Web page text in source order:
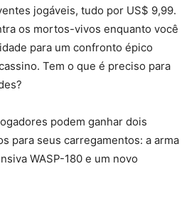
jogáveis, tudo por US$ 9,99.
os mortos-vivos enquanto você
para um confronto épico
Tem o que é preciso para
podem ganhar dois
para seus carregamentos: a arma
WASP-180 e um novo